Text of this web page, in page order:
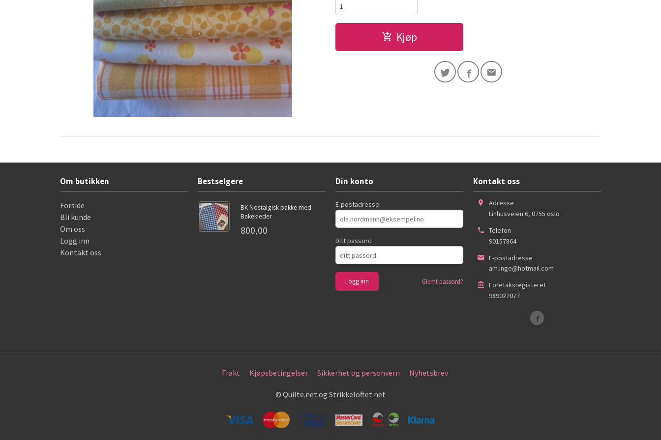
Kjøp
Om butikken
Forside
Bli kunde
Om oss
Logg inn
Kontakt oss
Bestselgere
BK Nostalgisk pakke med
Bakekleder
800,00
Din konto
E-postadresse
Ditt passord
Glemt passord?
Kontakt oss
Adresse
Linhusveien 6, 0755 oslo
Telefon
90157864
E-postadresse
am.inge@hotmail.com
Foretaksregisteret
989027077
Frakt Kjøpsbetingelser Sikkerhet og personvern Nyhetsbrev
© Quilte.net og Strikkeloftet.net